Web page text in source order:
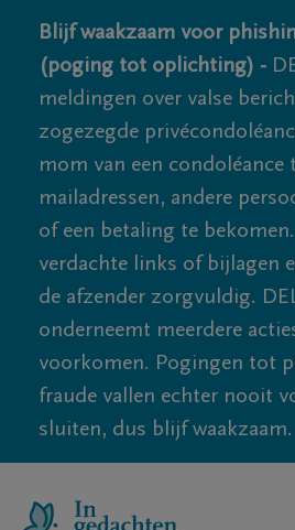
Blijf waakzaam voor
(poging tot oplichting) -
meldingen over valse
zogezegde
mom van een condoléance
mailadressen, andere
of een betaling te
verdachte links of bijlagen
de afzender zorgvuldig.
onderneemt meerdere
voorkomen. Pogingen tot
fraude vallen echter nooit
sluiten, dus blijf waakzaam.